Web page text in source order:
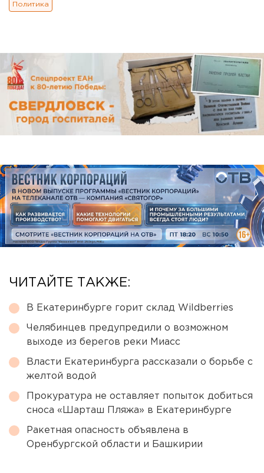
Политика
ЧИТАЙТЕ ТАКЖЕ:
В Екатеринбурге горит склад Wildberries
Челябинцев предупредили о возможном
выходе из берегов реки Миасс
Власти Екатеринбурга рассказали о борьбе с
желтой водой
Прокуратура не оставляет попыток добиться
сноса «Шарташ Пляжа» в Екатеринбурге
Ракетная опасность объявлена в
Оренбургской области и Башкирии